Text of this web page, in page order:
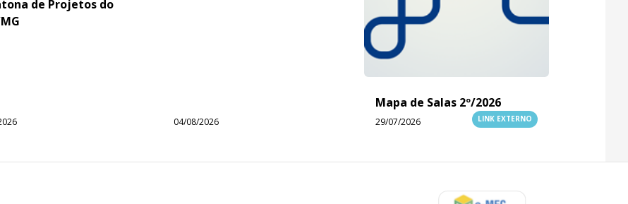
de Projetos do
04/08/2026
Mapa de Salas 2º/2026
29/07/2026 LINK EXTERNO